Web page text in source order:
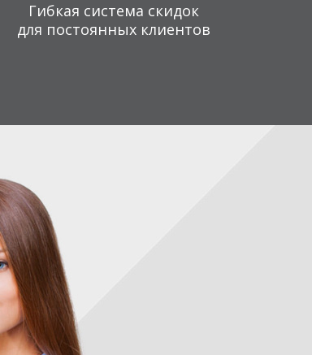
Гибкая система скидок
для постоянных клиентов